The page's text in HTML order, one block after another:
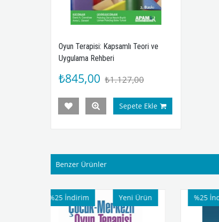
Oyun Terapisi: Kapsamlı Teori ve
Uygulama Rehberi
₺845,00 ₺1.127,00
Sepete Ekle
Benzer Ürünler
%25 Yeni Ürün